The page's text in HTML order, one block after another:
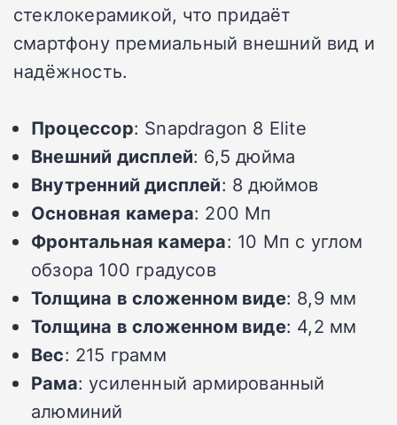
стеклокерамикой, что придаёт
смартфону премиальный внешний вид и
надёжность.
Процессор: Snapdragon 8 Elite
Внешний дисплей: 6,5 дюйма
Внутренний дисплей: 8 дюймов
Основная камера: 200 Мп
Фронтальная камера: 10 Мп с углом
обзора 100 градусов
Толщина в сложенном виде: 8,9 мм
Толщина в сложенном виде: 4,2 мм
Вес: 215 грамм
Рама: усиленный армированный
алюминий